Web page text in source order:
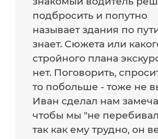
подбросить и попутно
называет здания по
знает. Сюжета или
стройного плана
нет. Поговорить,
то побольше - тоже не
Иван сделал нам
чтобы мы "не
так как ему трудно, он